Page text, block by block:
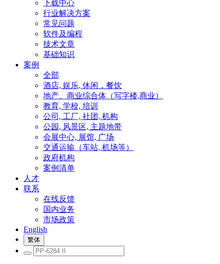
下载中心
行业解决方案
常见问题
软件及编程
技术文章
基础知识
案例
全部
酒店, 娱乐, 休闲，餐饮
地产、商业综合体（写字楼,商业）
教育, 学校, 培训
公司, 工厂, 社团, 机构
公园, 风景区, 主题地带
会展中心, 展馆, 广场
交通运输（车站, 机场等）
政府机构
案例清单
人才
联系
在线反馈
国内业务
市场政策
English
繁体